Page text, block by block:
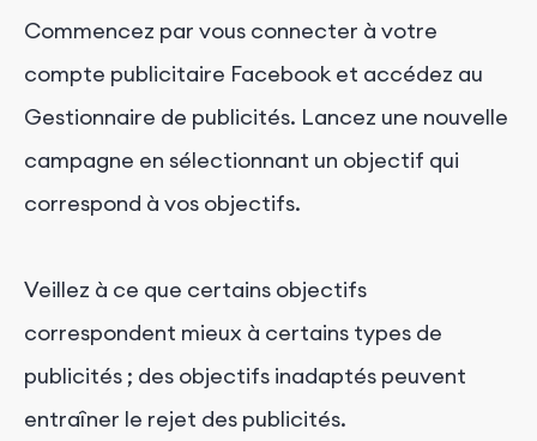
Commencez par vous connecter à votre
compte publicitaire Facebook et accédez au
Gestionnaire de publicités. Lancez une nouvelle
campagne en sélectionnant un objectif qui
correspond à vos objectifs.
Veillez à ce que certains objectifs
correspondent mieux à certains types de
publicités ; des objectifs inadaptés peuvent
entraîner le rejet des publicités.